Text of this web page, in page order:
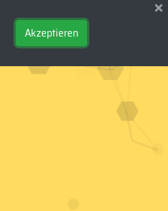
DE / EN
Akzeptieren